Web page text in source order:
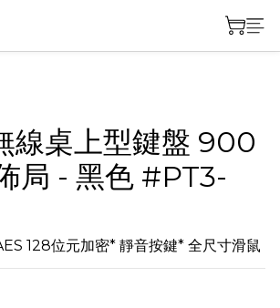
線桌上型鍵盤 900
局 - 黑色 #PT3-
128位元加密* 靜音按鍵* 全尺寸滑鼠